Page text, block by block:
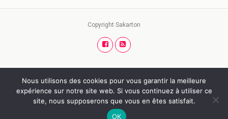
Copyright Sakarton
Nous utilisons des cookies pour vous garantir la meilleure
expérience sur notre site web. Si vous continuez à utiliser ce
site, nous supposerons que vous en êtes satisfait.
OK
Retour au début